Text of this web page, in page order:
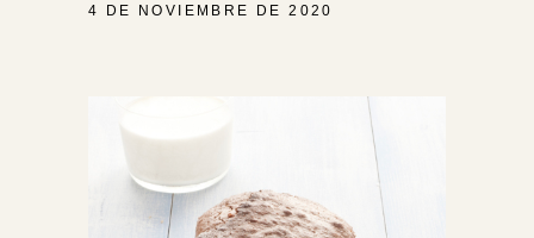
4 DE NOVIEMBRE DE 2020